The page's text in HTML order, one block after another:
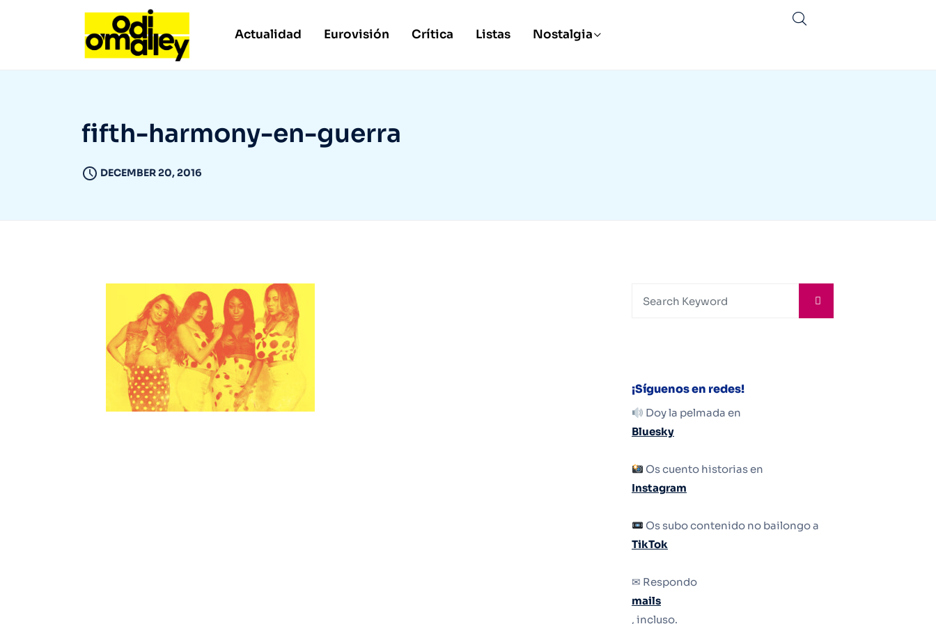
Actualidad Eurovisión Crítica Listas Nostalgia
fifth-harmony-en-guerra
DECEMBER 20, 2016
¡Síguenos en redes!
Doy la pelmada en
Bluesky
Os cuento historias en
Instagram
Os subo contenido no bailongo a
TikTok
✉ Respondo
mails
, incluso.